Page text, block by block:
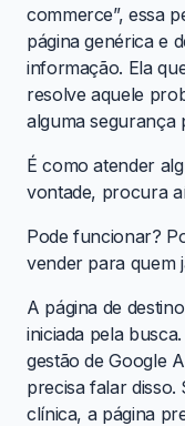
commerce”, essa
página genérica e
informação. Ela
resolve aquele
alguma segurança
É como atender
vontade, procura
Pode funcionar?
vender para quem
A página de
iniciada pela
gestão de Google
precisa falar
clínica, a página